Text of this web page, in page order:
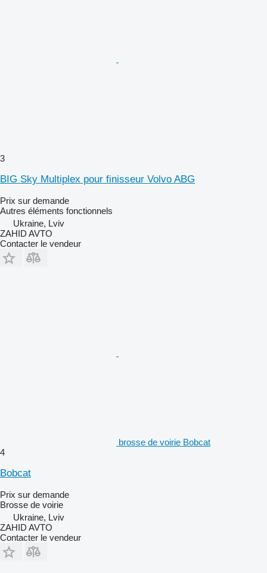
3
BIG Sky Multiplex pour finisseur Volvo ABG
Prix sur demande
Autres éléments fonctionnels
Ukraine, Lviv
ZAHID AVTO
Contacter le vendeur
brosse de voirie Bobcat
4
Bobcat
Prix sur demande
Brosse de voirie
Ukraine, Lviv
ZAHID AVTO
Contacter le vendeur